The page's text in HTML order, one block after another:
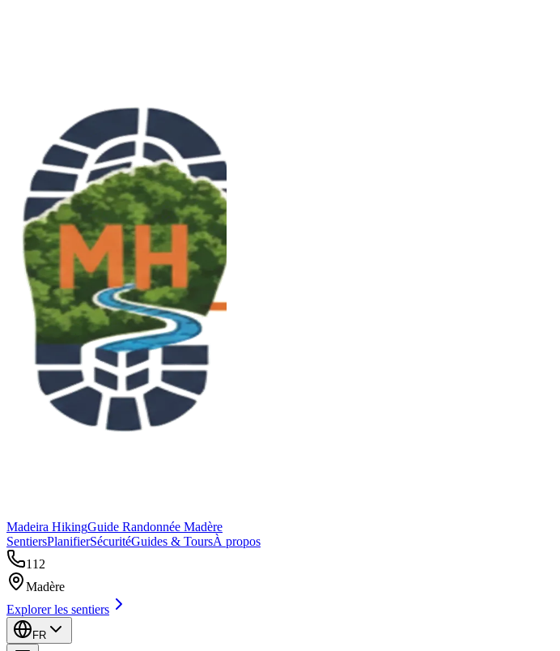
Madeira HikingGuide Randonnée Madère
SentiersPlanifierSécuritéGuides & ToursÀ propos
112
Madère
Explorer les sentiers
FR